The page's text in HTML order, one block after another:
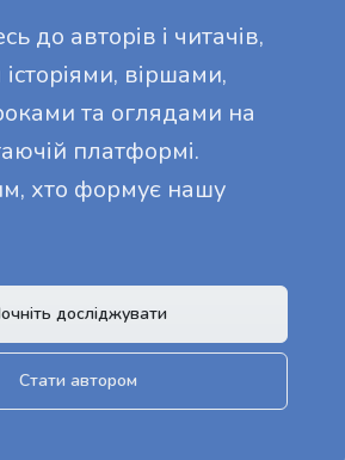
до авторів і читачів,
історіями, віршами,
та оглядами на
платформі.
хто формує нашу
досліджувати
Стати автором